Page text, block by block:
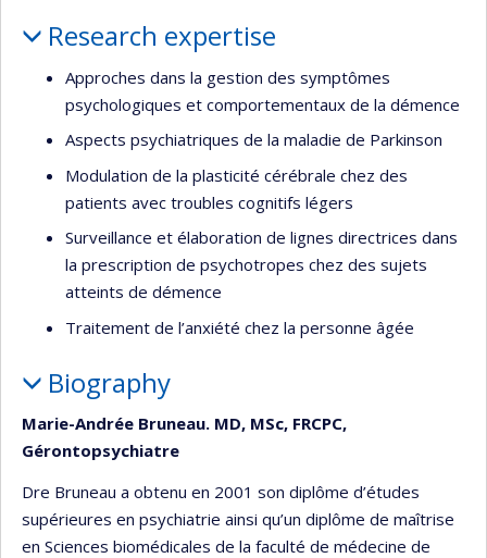
Research expertise
Approches dans la gestion des symptômes
psychologiques et comportementaux de la démence
Aspects psychiatriques de la maladie de Parkinson
Modulation de la plasticité cérébrale chez des
patients avec troubles cognitifs légers
Surveillance et élaboration de lignes directrices dans
la prescription de psychotropes chez des sujets
atteints de démence
Traitement de l’anxiété chez la personne âgée
Biography
Marie-Andrée Bruneau. MD, MSc, FRCPC,
Gérontopsychiatre
Dre Bruneau a obtenu en 2001 son diplôme d’études
supérieures en psychiatrie ainsi qu’un diplôme de maîtrise
en Sciences biomédicales de la faculté de médecine de